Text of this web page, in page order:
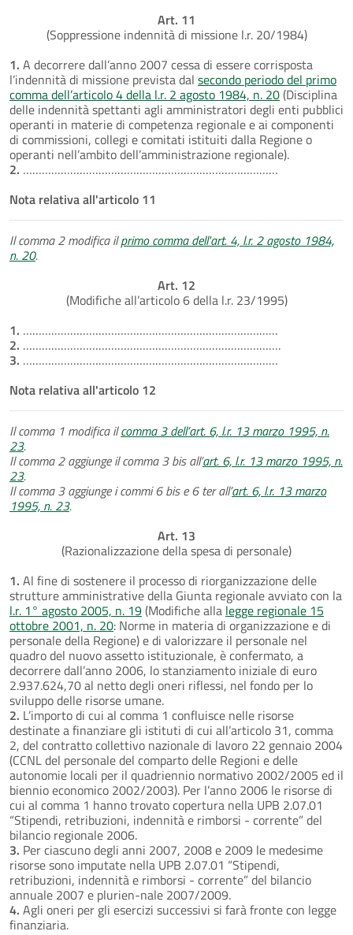
Art. 11
(Soppressione indennità di missione l.r. 20/1984)
1. A decorrere dall’anno 2007 cessa di essere corrisposta
l’indennità di missione prevista dal secondo periodo del primo
comma dell’articolo 4 della l.r. 2 agosto 1984, n. 20(Disciplina
delle indennità spettanti agli amministratori degli enti pubblici
operanti in materie di competenza regionale e ai componenti
di commissioni, collegi e comitati istituiti dalla Regione o
operanti nell’ambito dell’amministrazione regionale).
2. ………………………………………………………………………
Nota relativa all'articolo 11
Il comma 2 modifica ilprimo comma dell'art. 4, l.r. 2 agosto 1984,
n. 20.
Art. 12
(Modifiche all’articolo 6 della l.r. 23/1995)
1. ………………………………………………………………………
2. ……………………………………………………………………….
3. ………………………………………………………………………
Nota relativa all'articolo 12
Il comma 1 modifica ilcomma 3 dell’art. 6, l.r. 13 marzo 1995, n.
23.
Il comma 2 aggiunge il comma 3 bis all’art. 6, l.r. 13 marzo 1995, n.
23.
Il comma 3 aggiunge i commi 6 bis e 6 ter all’art. 6, l.r. 13 marzo
1995, n. 23.
Art. 13
(Razionalizzazione della spesa di personale)
1. Al fine di sostenere il processo di riorganizzazione delle
strutture amministrative della Giunta regionale avviato con la
l.r. 1° agosto 2005, n. 19(Modifiche alla legge regionale 15
ottobre 2001, n. 20: Norme in materia di organizzazione e di
personale della Regione) e di valorizzare il personale nel
quadro del nuovo assetto istituzionale, è confermato, a
decorrere dall’anno 2006, lo stanziamento iniziale di euro
2.937.624,70 al netto degli oneri riflessi, nel fondo per lo
sviluppo delle risorse umane.
2. L’importo di cui al comma 1 confluisce nelle risorse
destinate a finanziare gli istituti di cui all’articolo 31, comma
2, del contratto collettivo nazionale di lavoro 22 gennaio 2004
(CCNL del personale del comparto delle Regioni e delle
autonomie locali per il quadriennio normativo 2002/2005 ed il
biennio economico 2002/2003). Per l’anno 2006 le risorse di
cui al comma 1 hanno trovato copertura nella UPB 2.07.01
“Stipendi, retribuzioni, indennità e rimborsi - corrente” del
bilancio regionale 2006.
3. Per ciascuno degli anni 2007, 2008 e 2009 le medesime
risorse sono imputate nella UPB 2.07.01 “Stipendi,
retribuzioni, indennità e rimborsi - corrente” del bilancio
annuale 2007 e plurien-nale 2007/2009.
4. Agli oneri per gli esercizi successivi si farà fronte con legge
finanziaria.